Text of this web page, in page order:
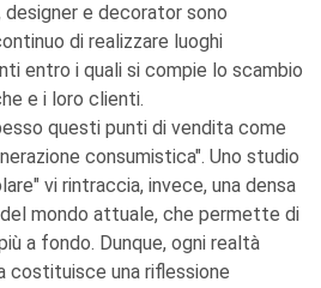
e decorator sono
di realizzare luoghi
entro i quali si compie lo scambio
e i loro clienti.
questi punti di vendita come
consumistica". Uno studio
vi rintraccia, invece, una densa
mondo attuale, che permette di
a fondo. Dunque, ogni realtà
costituisce una riflessione